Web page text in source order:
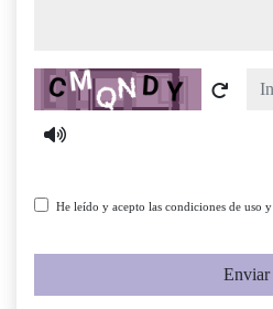
Captcha
He leído y acepto las condiciones de uso y
Enviar